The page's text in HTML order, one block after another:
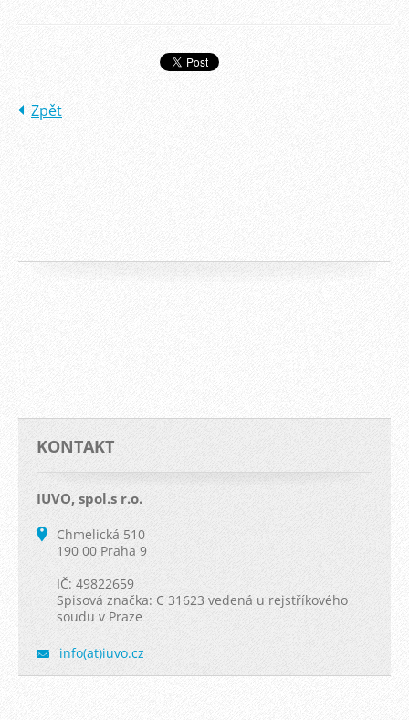
Zpět
KONTAKT
IUVO, spol.s r.o.
Chmelická 510
190 00 Praha 9
IČ: 49822659
Spisová značka: C 31623 vedená u rejstříkového
soudu v Praze
info(at)iuvo.cz